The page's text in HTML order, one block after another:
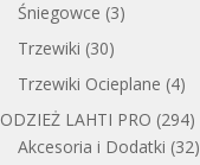
Śniegowce (3)
Trzewiki (30)
Trzewiki Ocieplane (4)
ODZIEŻ LAHTI PRO (294)
Akcesoria i Dodatki (32)